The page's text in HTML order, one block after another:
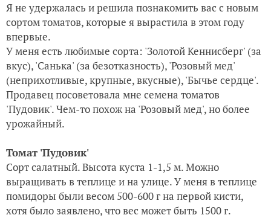
Я не удержалась и решила познакомить вас с новым
сортом томатов, которые я вырастила в этом году
впервые.
У меня есть любимые сорта: 'Золотой Кеннисберг' (за
вкус), 'Санька' (за безотказность), 'Розовый мед'
(неприхотливые, крупные, вкусные), 'Бычье сердце'.
Продавец посоветовала мне семена томатов
'Пудовик'. Чем-то похож на 'Розовый мед', но более
урожайный.
Томат 'Пудовик'
Сорт салатный. Высота куста 1-1,5 м. Можно
выращивать в теплице и на улице. У меня в теплице
помидоры были весом 500-600 г на первой кисти,
хотя было заявлено, что вес может быть 1500 г.